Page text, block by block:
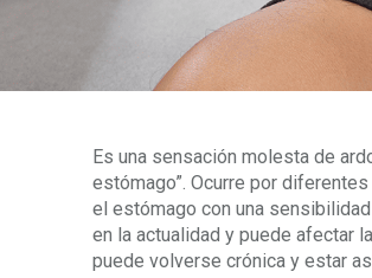
Es una sensación molesta de
estómago”. Ocurre por
el estómago con una
en la actualidad y puede afectar
puede volverse crónica y estar